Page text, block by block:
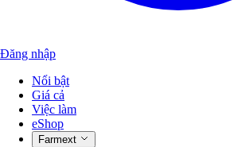
Đăng nhập
Nổi bật
Giá cả
Việc làm
eShop
Farmext